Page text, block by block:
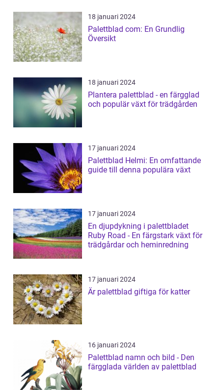
18 januari 2024
Palettblad com: En Grundlig
Översikt
18 januari 2024
Plantera palettblad - en färgglad
och populär växt för trädgården
17 januari 2024
Palettblad Helmi: En omfattande
guide till denna populära växt
17 januari 2024
En djupdykning i palettbladet
Ruby Road - En färgstark växt för
trädgårdar och heminredning
17 januari 2024
Är palettblad giftiga för katter
16 januari 2024
Palettblad namn och bild - Den
färgglada världen av palettblad